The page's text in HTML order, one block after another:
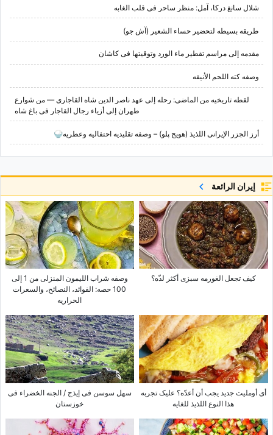
شلال سانغ درکا، آمل: منظر ساحر فی قلب الغابه
طریقه بسیطه لتحضیر حساء الشعیر (آش جو)
مقدمه إلى مراسم تقطیر ماء الورد وتوقیتها فی کاشان
وصفه کته اللحم الأنیقه
لقطه تاریخیه من الماضی: رحله إلى عهد ناصر الدین شاه القاجاری — من شوارع
طهران إلى أزیاء رجال القاجار فی باغ شاه
أرز الجزر الإیرانی اللذیذ (هویج پلو) – وصفه تقلیدیه احتفالیه وعطریه🍚
إيران الرائعة
کیف تجعل الغورمه سبزی أکثر لذّه؟
وصفه شراب اللیمون المنزلی من 1 إلى
100 حصه: الفوائد، النصائح، والسعرات
الحراریه
أی أوملیت جدید یجب أن أعدّه؟ علیک تجربه
هذا النوع اللذیذ للغایه
سهل سوسن فی إیذج / الجنه الخضراء فی
خوزستان